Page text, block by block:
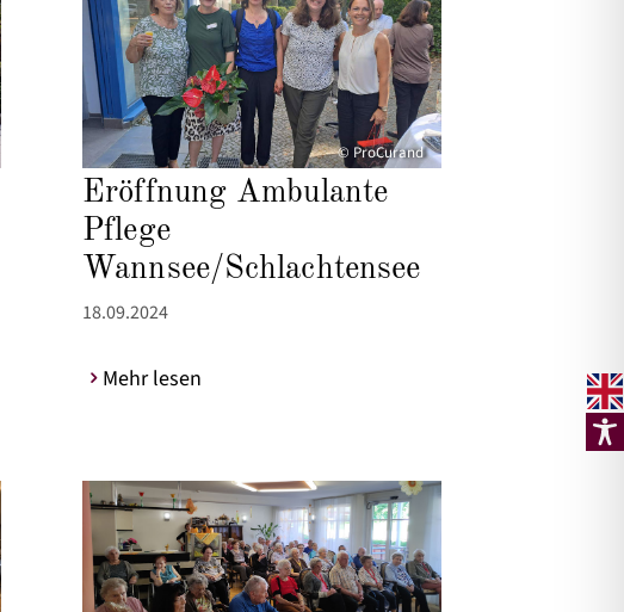
© ProCurand
Eröffnung Ambulante
Pflege
Wannsee/Schlachtensee
18.09.2024
Mehr lesen